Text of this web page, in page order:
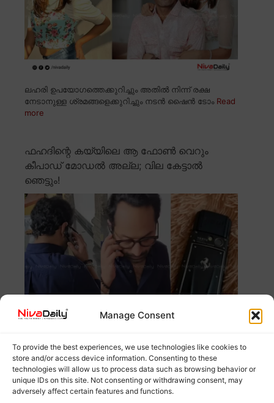
Manage Consent
To provide the best experiences, we use technologies like cookies to
store and/or access device information. Consenting to these
technologies will allow us to process data such as browsing behavior or
unique IDs on this site. Not consenting or withdrawing consent, may
adversely affect certain features and functions.
ലഹരി ഉപയോഗത്തെക്കുറിച്ചും അതിൽ നിന്ന് രക്ഷ
നേടാനുള്ള ശ്രമങ്ങളെക്കുറിച്ചും നടൻ ഷൈൻ ടോം Read
more
ഫഹദിന്റെ കയ്യിലെ ആ ഫോൺ വെറും
കീപാഡ് മോഡൽ അല്ല; വില കേട്ടാൽ
ഞെട്ടും!
കണ്ട് ആളുകൾ അതിശയിച്ചു. സ്മാർട്ട്ഫോൺRead more
ജാനകി ഏത് മതത്തിലെ പേര്,